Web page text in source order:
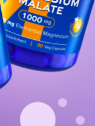
zdrowie.